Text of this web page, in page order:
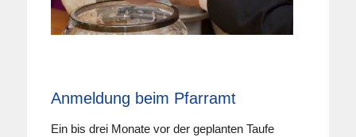
Anmeldung beim Pfarramt
Ein bis drei Monate vor der geplanten Taufe